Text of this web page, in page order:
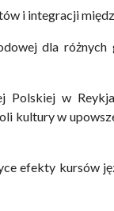
i integracji
dla różnych
Polskiej w
kultury w
efekty kursów